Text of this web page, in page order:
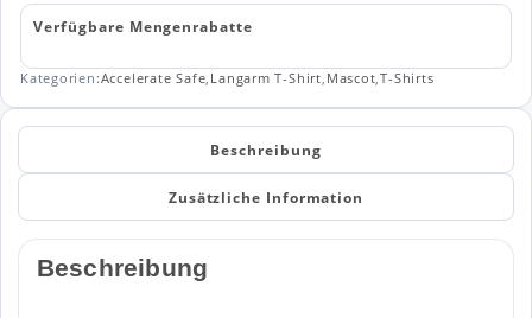
19081
Verfügbare Mengenrabatte
Kategorien:Accelerate Safe, Langarm T-Shirt, Mascot,T-Shirts
Beschreibung
Zusätzliche Information
Beschreibung